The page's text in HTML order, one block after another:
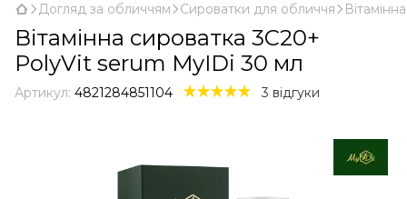
Догляд за обличчям Сироватки для обличчя
Вітамінна сироватка 3C20+
PolyVit serum MyIDi 30 мл
Артикул: 4821284851104 3 відгуки